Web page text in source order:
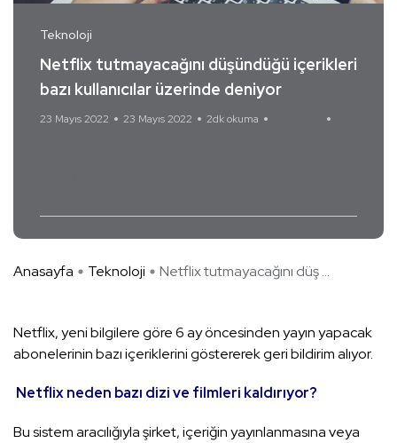
Teknoloji
Netflix tutmayacağını düşündüğü içerikleri
bazı kullanıcılar üzerinde deniyor
23 Mayıs 2022 23 Mayıs 2022 2dk okuma
Anasayfa Teknoloji Netflix tutmayacağını düş ...
Netflix, yeni bilgilere göre 6 ay öncesinden yayın yapacak
abonelerinin bazı içeriklerini göstererek geri bildirim alıyor.
Netflix neden bazı dizi ve filmleri kaldırıyor?
Bu sistem aracılığıyla şirket, içeriğin yayınlanmasına veya